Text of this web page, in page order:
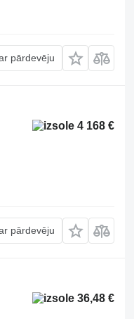
pārdevēju
4 168 €
pārdevēju
36,48 €